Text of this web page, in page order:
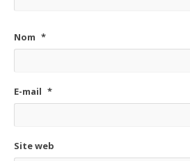
Nom *
E-mail *
Site web